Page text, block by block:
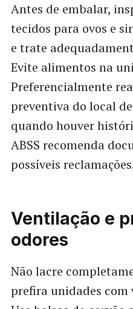
Antes de embalar,
tecidos para ovos e
e trate
Evite alimentos na
Preferencialmente
preventiva do local
quando houver
ABSS recomenda
possíveis
Ventilação e
odores
Não lacre
prefira unidades